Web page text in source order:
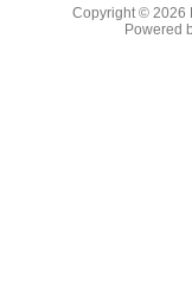
Copyright © 2026
Powered